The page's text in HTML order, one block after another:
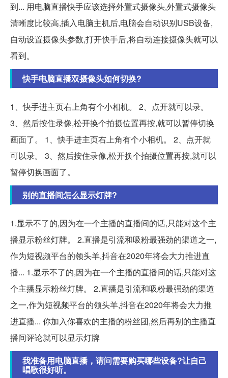
到... 用电脑直播快手应该选择外置式摄像头,外置式摄像头
清晰度比较高,插入电脑主机后,电脑会自动识别USB设备,
自动设置摄像头参数,打开快手后,将自动连接摄像头就可以
看到。
快手电脑直播双摄像头如何切换?
1、快手进主页右上角有个小相机。 2、点开就可以录。
3、然后按住录像,松开换个拍摄位置再按,就可以暂停切换
画面了。 1、快手进主页右上角有个小相机。 2、点开就
可以录。 3、然后按住录像,松开换个拍摄位置再按,就可以
暂停切换画面了。
别的直播间怎么显示灯牌?
1.显示不了的,因为在一个主播的直播间的话,只能对这个主
播显示粉丝灯牌。 2.直播是引流和吸粉最强劲的渠道之一,
作为短视频平台的领头羊,抖音在2020年将会大力推进直
播... 1.显示不了的,因为在一个主播的直播间的话,只能对这
个主播显示粉丝灯牌。 2.直播是引流和吸粉最强劲的渠道
之一,作为短视频平台的领头羊,抖音在2020年将会大力推
进直播... 你加入你喜欢的主播的粉丝团,然后再别的主播直
播间评论就可以显示灯牌
我准备用电脑直播，请问需要购买哪些设备?让自己
唱歌很好听。